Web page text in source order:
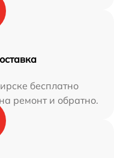
бесплатно
ремонт и обратно.